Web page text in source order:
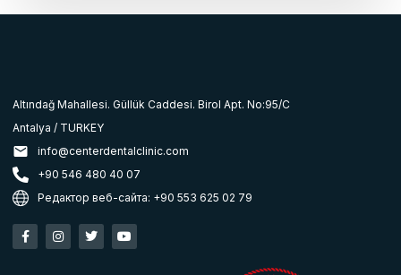
Altındağ Mahallesi. Güllük Caddesi. Birol Apt. No:95/C
Antalya / TURKEY
info@centerdentalclinic.com
+90 546 480 40 07
Редактор веб-сайта: +90 553 625 02 79